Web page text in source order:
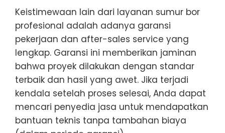
Keistimewaan lain dari layanan sumur bor
profesional adalah adanya garansi
pekerjaan dan after-sales service yang
lengkap. Garansi ini memberikan jaminan
bahwa proyek dilakukan dengan standar
terbaik dan hasil yang awet. Jika terjadi
kendala setelah proses selesai, Anda dapat
mencari penyedia jasa untuk mendapatkan
bantuan teknis tanpa tambahan biaya